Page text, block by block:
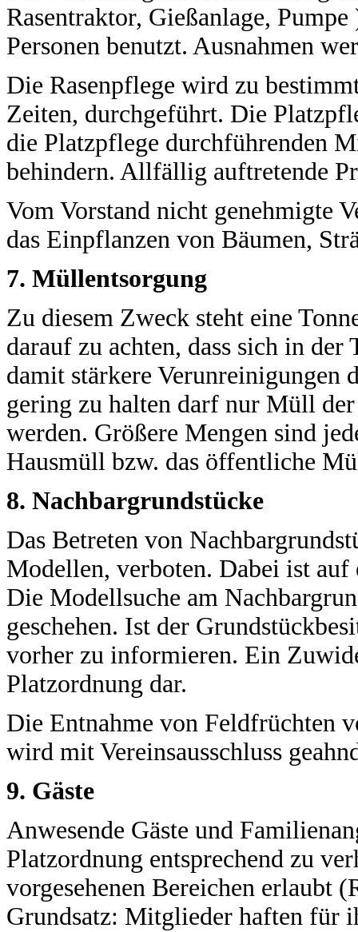
Rasentraktor, Gießanlage,
Personen benutzt. Ausnahmen
Die Rasenpflege wird zu
Zeiten, durchgeführt. Die
die Platzpflege durchführenden
behindern. Allfällig auftretende
Vom Vorstand nicht genehmigte
das Einpflanzen von Bäumen,
7. Müllentsorgung
Zu diesem Zweck steht eine
darauf zu achten, dass sich in
damit stärkere Verunreinigungen
gering zu halten darf nur Müll
werden. Größere Mengen sind
Hausmüll bzw. das öffentliche
8. Nachbargrundstücke
Das Betreten von
Modellen, verboten. Dabei ist auf
Die Modellsuche am
geschehen. Ist der
vorher zu informieren. Ein
Platzordnung dar.
Die Entnahme von Feldfrüchten
wird mit Vereinsausschluss
9. Gäste
Anwesende Gäste und
Platzordnung entsprechend zu
vorgesehenen Bereichen erlaubt
Grundsatz: Mitglieder haften für